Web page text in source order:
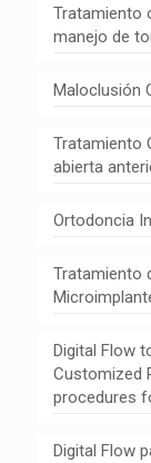
Tratamiento
manejo de
Maloclusión
Tratamiento
abierta
Ortodoncia
Tratamiento
Digital Flow
Customized
procedures
Digital Flow